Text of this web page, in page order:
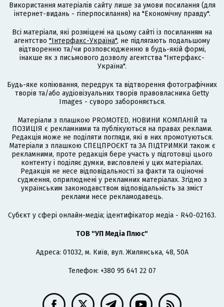
Використання матеріалів сайту лише за умови посилання (для
інтернет-видань - гіперпосилання) на "Економічну правду".
Всі матеріали, які розміщені на цьому сайті із посиланням на
агентство "Інтерфакс-Україна", не підлягають подальшому
відтворенню та/чи розповсюдженню в будь-якій формі,
інакше як з письмового дозволу агентства "Інтерфакс-
Україна".
Будь-яке копіювання, передрук та відтворення фотографічних
творів та/або аудіовізуальних творів правовласника Getty
Images - суворо забороняється.
Матеріали з плашкою PROMOTED, НОВИНИ КОМПАНІЙ та
ПОЗИЦІЯ є рекламними та публікуються на правах реклами.
Редакція може не поділяти погляди, які в них промотуються.
Матеріали з плашкою СПЕЦПРОЄКТ та ЗА ПІДТРИМКИ також є
рекламними, проте редакція бере участь у підготовці цього
контенту і поділяє думки, висловлені у цих матеріалах.
Редакція не несе відповідальності за факти та оціночні
судження, оприлюднені у рекламних матеріалах. Згідно з
українським законодавством відповідальність за зміст
реклами несе рекламодавець.
Cубєкт у сфері онлайн-медіа; ідентифікатор медіа - R40-02163.
ТОВ "УП Медіа Плюс"
Адреса: 01032, м. Київ, вул. Жилянська, 48, 50А
Телефон: +380 95 641 22 07